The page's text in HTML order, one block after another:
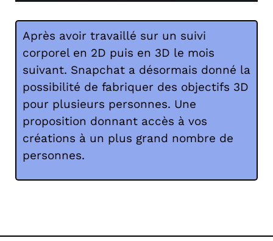
Après avoir travaillé sur un suivi
corporel en 2D puis en 3D le mois
suivant. Snapchat a désormais donné la
possibilité de fabriquer des objectifs 3D
pour plusieurs personnes. Une
proposition donnant accès à vos
créations à un plus grand nombre de
personnes.